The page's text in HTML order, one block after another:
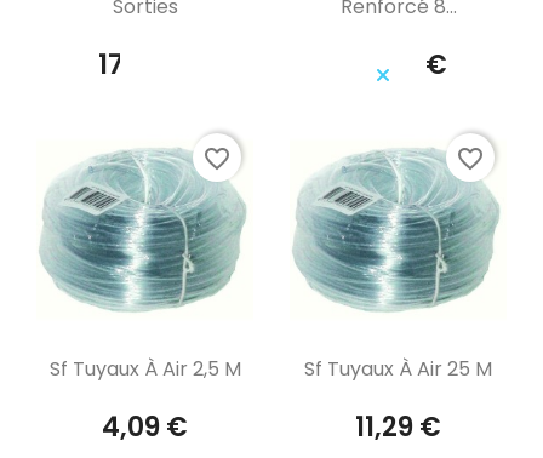
Sorties
17,49 €
Renforcé 8...
29,99 €
Aperçu rapide
Sf Tuyaux À Air 2,5 M
4,09 €
favorite_border
Aperçu rapide
Sf Tuyaux À Air 25 M
11,29 €
favorite_border